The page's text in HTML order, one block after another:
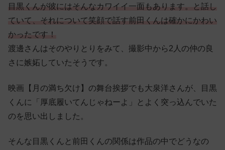
目黒くんが彼にはそんなカワイイ一面もあります。と話し
ていて、それについて笑顔で話す前田くんは確かにかわい
かったです！
渡邊さんはそのやりとりをみて、撮影中から2人の仲の良
さに嫉妬していたそうです。
映画【月の満ち欠け】の舞台挨拶でも大泉洋さんが、目黒
くんに「厚底履いてんじゃねーよ」とよく突っ込んでいた
のを思い出しました。
そんな目黒くんと前田くんの関係は作品の中でどうなの